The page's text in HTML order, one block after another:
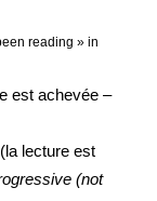
reading » in
est achevée –
lecture est
(not